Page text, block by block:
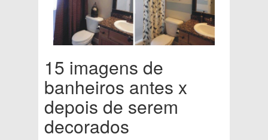
15 imagens de
banheiros antes x
depois de serem
decorados